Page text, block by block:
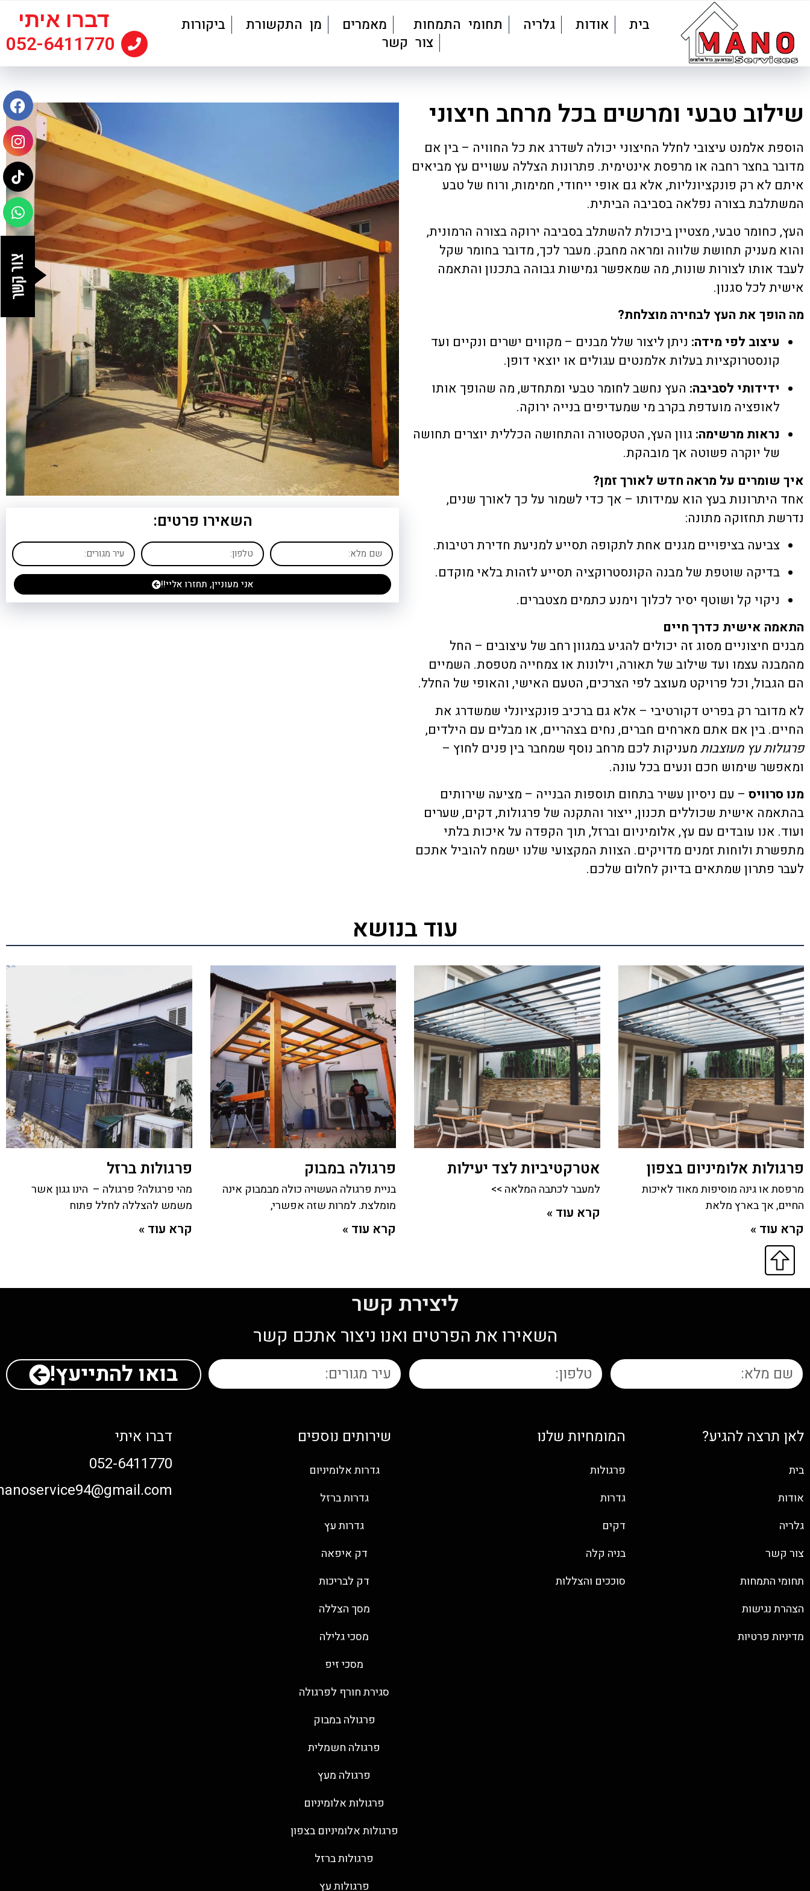
בית אודות גלריה תחומי התמחות מאמרים מן התקשורת
ביקורות
צור קשר
דברו איתי
052-6411770
שילוב טבעי ומרשים בכל מרחב חיצוני
הוספת אלמנט עיצובי לחלל החיצוני יכולה לשדרג את כל החוויה – בין אם
מדובר בחצר רחבה או מרפסת אינטימית. פתרונות הצללה עשויים עץ מביאים
איתם לא רק פונקציונליות, אלא גם אופי ייחודי, חמימות, ורוח של טבע
המשתלבת בצורה נפלאה בסביבה הביתית.
העץ, כחומר טבעי, מצטיין ביכולת להשתלב בסביבה ירוקה בצורה הרמונית,
והוא מעניק תחושת שלווה ומראה מחבק. מעבר לכך, מדובר בחומר שקל
לעבד אותו לצורות שונות, מה שמאפשר גמישות גבוהה בתכנון והתאמה
אישית לכל סגנון.
מה הופך את העץ לבחירה מוצלחת?
עיצוב לפי מידה: ניתן ליצור שלל מבנים – מקווים ישרים ונקיים ועד
קונסטרוקציות בעלות אלמנטים עגולים או יוצאי דופן.
ידידותי לסביבה: העץ נחשב לחומר טבעי ומתחדש, מה שהופך אותו
לאופציה מועדפת בקרב מי שמעדיפים בנייה ירוקה.
נראות מרשימה: גוון העץ, הטקסטורה והתחושה הכללית יוצרים תחושה
של יוקרה פשוטה אך מובהקת.
איך שומרים על מראה חדש לאורך זמן?
אחד היתרונות בעץ הוא עמידותו – אך כדי לשמור על כך לאורך שנים,
נדרשת תחזוקה מתונה:
צביעה בציפויים מגנים אחת לתקופה תסייע למניעת חדירת רטיבות.
בדיקה שוטפת של מבנה הקונסטרוקציה תסייע לזהות בלאי מוקדם.
ניקוי קל ושוטף יסיר לכלוך וימנע כתמים מצטברים.
התאמה אישית כדרך חיים
מבנים חיצוניים מסוג זה יכולים להגיע במגוון רחב של עיצובים – החל
מהמבנה עצמו ועד שילוב של תאורה, וילונות או צמחייה מטפסת. השמיים
הם הגבול, וכל פרויקט מעוצב לפי הצרכים, הטעם האישי, והאופי של החלל.
לא מדובר רק בפריט דקורטיבי – אלא גם ברכיב פונקציונלי שמשדרג את
החיים. בין אם אתם מארחים חברים, נחים בצהריים, או מבלים עם הילדים,
פרגולות עץ מעוצבותמעניקות לכם מרחב נוסף שמחבר בין פנים לחוץ –
ומאפשר שימוש חכם ונעים בכל עונה.
מנו סרוויס – עם ניסיון עשיר בתחום תוספות הבנייה – מציעה שירותים
בהתאמה אישית שכוללים תכנון, ייצור והתקנה של פרגולות, דקים, שערים
ועוד. אנו עובדים עם עץ, אלומיניום וברזל, תוך הקפדה על איכות בלתי
מתפשרת ולוחות זמנים מדויקים. הצוות המקצועי שלנו ישמח להוביל אתכם
לעבר פתרון שמתאים בדיוק לחלום שלכם.
השאירו פרטים:
אני מעוניין, תחזרו אליי!!
עוד בנושא
פרגולות אלומיניום בצפון
מרפסת או גינה מוסיפות מאוד לאיכות
החיים, אך בארץ מלאת
קרא עוד »
אטרקטיביות לצד יעילות
למעבר לכתבה המלאה >>
קרא עוד »
פרגולה במבוק
בניית פרגולה העשויה כולה מבמבוק אינה
מומלצת. למרות שזה אפשרי,
קרא עוד »
פרגולות ברזל
מהי פרגולה? פרגולה – הינו גגון אשר
משמש להצללה לחלל פתוח
קרא עוד »
ליצירת קשר
השאירו את הפרטים ואנו ניצור אתכם קשר
בואו להתייעץ!
לאן תרצה להגיע?
בית
אודות
גלריה
צור קשר
תחומי התמחות
הצהרת נגישות
מדיניות פרטיות
המומחיות שלנו
פרגולות
גדרות
דקים
בניה קלה
סוככים והצללות
שירותים נוספים
גדרות אלומיניום
גדרות ברזל
גדרות עץ
דק איפאה
דק לבריכות
מסך הצללה
מסכי גלילה
מסכי זיפ
סגירת חורף לפרגולה
פרגולה במבוק
פרגולה חשמלית
פרגולה מעץ
פרגולות אלומיניום
פרגולות אלומיניום בצפון
פרגולות ברזל
פרגולות עץ
דברו איתי
052-6411770